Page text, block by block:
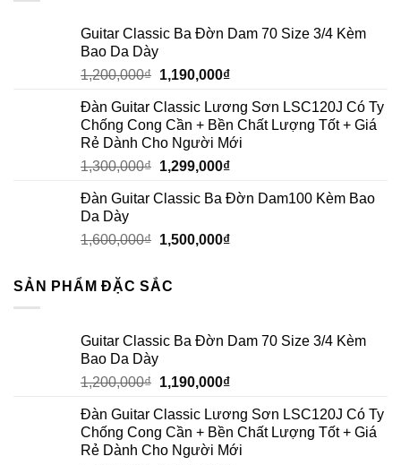
Guitar Classic Ba Đờn Dam 70 Size 3/4 Kèm
Bao Da Dày
1,200,000₫ 1,190,000₫
Đàn Guitar Classic Lương Sơn LSC120J Có Ty
Chống Cong Cần + Bền Chất Lượng Tốt + Giá
Rẻ Dành Cho Người Mới
1,300,000₫ 1,299,000₫
Đàn Guitar Classic Ba Đờn Dam100 Kèm Bao
Da Dày
1,600,000₫ 1,500,000₫
SẢN PHẨM ĐẶC SẮC
Guitar Classic Ba Đờn Dam 70 Size 3/4 Kèm
Bao Da Dày
1,200,000₫ 1,190,000₫
Đàn Guitar Classic Lương Sơn LSC120J Có Ty
Chống Cong Cần + Bền Chất Lượng Tốt + Giá
Rẻ Dành Cho Người Mới